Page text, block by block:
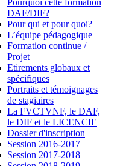
DAF/DIF?
Pour qui et pour quoi?
L’équipe pédagogique
Formation continue /
Projet
Etirements globaux et
spécifiques
Portraits et témoignages
de stagiaires
La FVCTVNF, le DAF,
le DIF et le LICENCIE
Dossier d'inscription
Session 2016-2017
Session 2017-2018